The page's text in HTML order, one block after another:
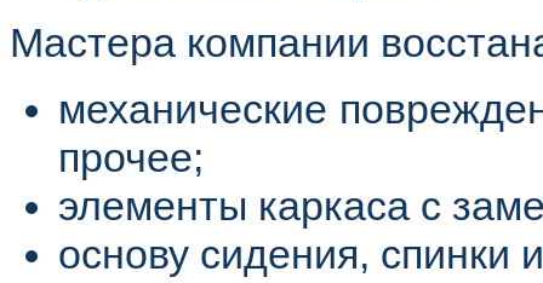
Мастера компании
механические
прочее;
элементы каркаса с
основу сидения, спинки